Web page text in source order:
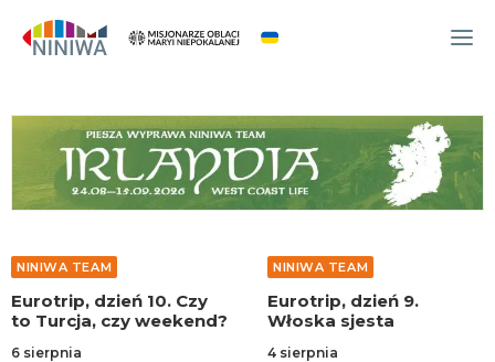
WYDARZENIA
O NAS
WSPÓLNOTA
NINIWA TEAM
FESTIWAL ŻYCIA
NINIWA TEAM
Eurotrip, dzień 10. Czy
to Turcja, czy weekend?
6 sierpnia
NINIWA TEAM
Eurotrip, dzień 9.
Włoska sjesta
4 sierpnia